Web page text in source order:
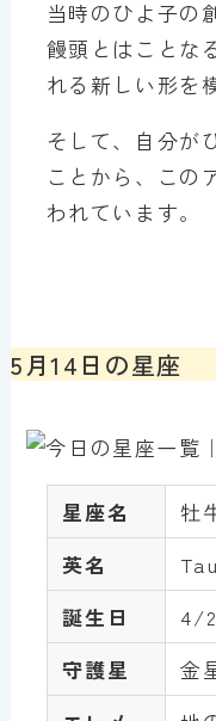
当時のひよ子の
饅頭とはことな
れる新しい形を
そして、自分が
ことから、この
われています。
5月14日の星座
星座名
牡
英名
誕生日
4/
守護星
金